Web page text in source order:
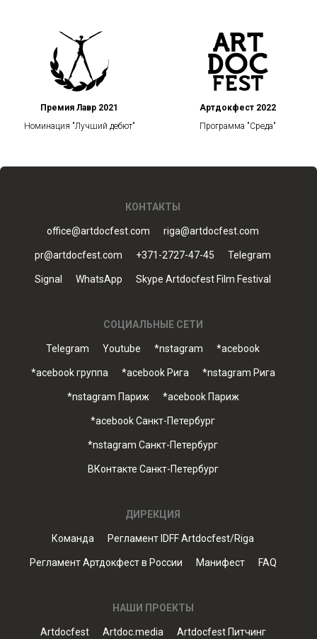
Премия Лавр 2021
Номинация "Лучший дебют"
Артдокфест 2022
Программа "Среда"
КОНТАКТЫ
office@artdocfest.com riga@artdocfest.com
pr@artdocfest.com +371-2727-47-45 Telegram
Signal WhatsApp Skype Artdocfest Film Festival
СОЦИАЛЬНЫЕ СЕТИ
Telegram Youtube *nstagram *acebook
*acebook группа *acebook Рига *nstagram Рига
*nstagram Париж *acebook Париж
*acebook Санкт-Петербург
*nstagram Санкт-Петербург
ВКонтакте Санкт-Петербург
ДИРЕКЦИЯ
Команда Регламент IDFF Artdocfest/Riga
Регламент Артдокфест в России Манифест FAQ
НАШИ ПРОЕКТЫ
Artdocfest Artdoc.media Artdocfest Питчинг